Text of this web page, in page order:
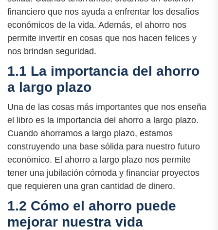
financiero que nos ayuda a enfrentar los desafíos
económicos de la vida. Además, el ahorro nos
permite invertir en cosas que nos hacen felices y
nos brindan seguridad.
1.1 La importancia del ahorro
a largo plazo
Una de las cosas más importantes que nos enseña
el libro es la importancia del ahorro a largo plazo.
Cuando ahorramos a largo plazo, estamos
construyendo una base sólida para nuestro futuro
económico. El ahorro a largo plazo nos permite
tener una jubilación cómoda y financiar proyectos
que requieren una gran cantidad de dinero.
1.2 Cómo el ahorro puede
mejorar nuestra vida